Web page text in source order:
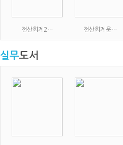
전산회계2… 전산회계운…
실무도서